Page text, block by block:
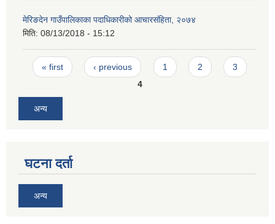
मेरिङदेन गाउँपालिकाका पदाधिकारीको आचारसंहिता, २०७४
मिति: 08/13/2018 - 15:12
Pages
« first ‹ previous 1 2
3
4
अन्य
घटना दर्ता
अन्य